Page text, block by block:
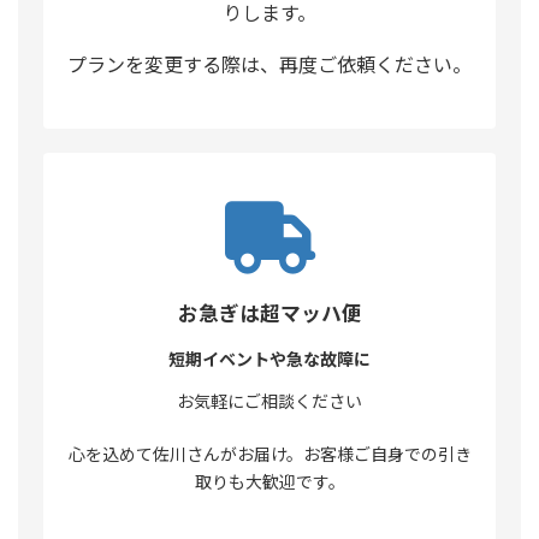
りします。
プランを変更する際は、再度ご依頼ください。
お急ぎは超マッハ便
短期イベントや急な故障に
お気軽にご相談ください
心を込めて佐川さんがお届け。お客様ご自身での引き
取りも大歓迎です。